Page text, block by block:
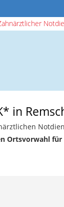
in
Ortsvorwahl für